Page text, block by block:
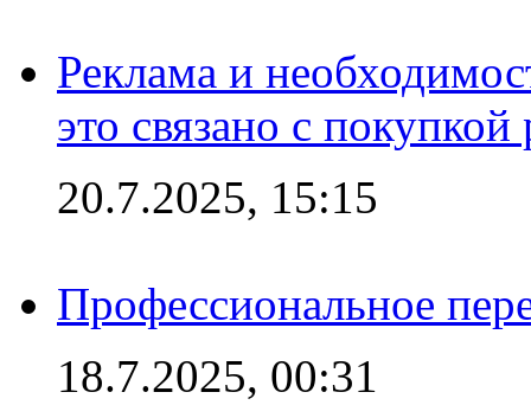
Реклама и
это связано с покупкой
20.7.2025, 15:15
Профессиональное
18.7.2025, 00:31